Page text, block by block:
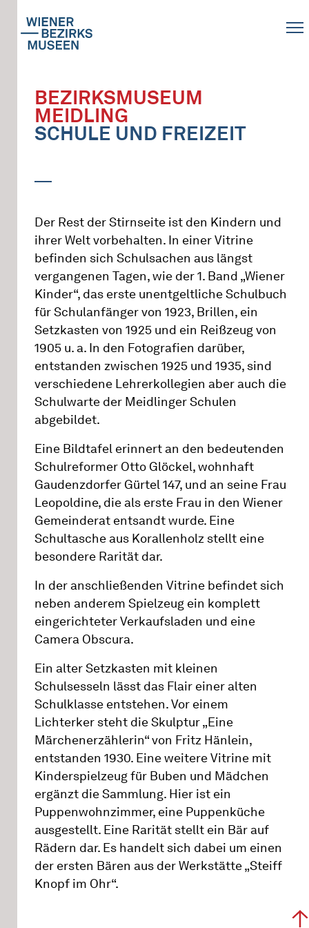
BEZIRKSMUSEUM
MEIDLING
SCHULE UND FREIZEIT
Der Rest der Stirnseite ist den Kindern und
ihrer Welt vorbehalten. In einer Vitrine
befinden sich Schulsachen aus längst
vergangenen Tagen, wie der 1. Band „Wiener
Kinder“, das erste unentgeltliche Schulbuch
für Schulanfänger von 1923, Brillen, ein
Setzkasten von 1925 und ein Reißzeug von
1905 u. a. In den Fotografien darüber,
entstanden zwischen 1925 und 1935, sind
verschiedene Lehrerkollegien aber auch die
Schulwarte der Meidlinger Schulen
abgebildet.
Eine Bildtafel erinnert an den bedeutenden
Schulreformer Otto Glöckel, wohnhaft
Gaudenzdorfer Gürtel 147, und an seine Frau
Leopoldine, die als erste Frau in den Wiener
Gemeinderat entsandt wurde. Eine
Schultasche aus Korallenholz stellt eine
besondere Rarität dar.
In der anschließenden Vitrine befindet sich
neben anderem Spielzeug ein komplett
eingerichteter Verkaufsladen und eine
Camera Obscura.
Ein alter Setzkasten mit kleinen
Schulsesseln lässt das Flair einer alten
Schulklasse entstehen. Vor einem
Lichterker steht die Skulptur „Eine
Märchenerzählerin“ von Fritz Hänlein,
entstanden 1930. Eine weitere Vitrine mit
Kinderspielzeug für Buben und Mädchen
ergänzt die Sammlung. Hier ist ein
Puppenwohnzimmer, eine Puppenküche
ausgestellt. Eine Rarität stellt ein Bär auf
Rädern dar. Es handelt sich dabei um einen
der ersten Bären aus der Werkstätte „Steiff
Knopf im Ohr“.